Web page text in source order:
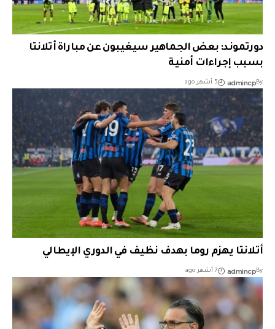
دورتموند: بعض الجماهير سيغيبون عن مباراة أتلانتا
بسبب إجراءات أمنية
By
admincp 5 أشهر ago
أتلانتا يهزم روما بهدف نظيف في الدوري الإيطالي
By
admincp 7 أشهر ago